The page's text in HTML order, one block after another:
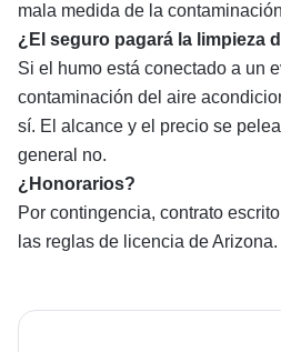
mala medida de la
¿El seguro pagará la limpieza
Si el humo está conectado a un
contaminación del aire
sí. El alcance y el precio se
general no.
¿Honorarios?
Por contingencia, contrato
las reglas de licencia de Arizona.